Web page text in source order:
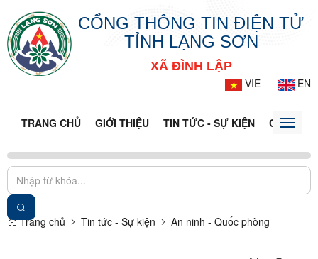
CỔNG THÔNG TIN ĐIỆN TỬ
TỈNH LẠNG SƠN
XÃ ĐÌNH LẬP
VIE
EN
TRANG CHỦ GIỚI THIỆU TIN TỨC - SỰ KIỆN CỔNGToggle
Trang chủ Tin tức - Sự kiện An ninh - Quốc phòng